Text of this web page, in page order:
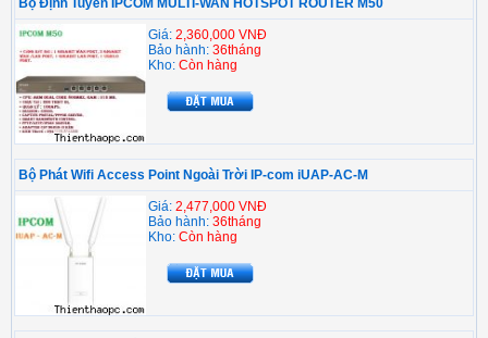
Bộ Định Tuyến IPCOM MULTI-WAN HOTSPOT ROUTER M50
Giá: 2,360,000 VNĐ
Bảo hành: 36tháng
Kho: Còn hàng
Bộ Phát Wifi Access Point Ngoài Trời IP-com iUAP-AC-M
Giá: 2,477,000 VNĐ
Bảo hành: 36tháng
Kho: Còn hàng